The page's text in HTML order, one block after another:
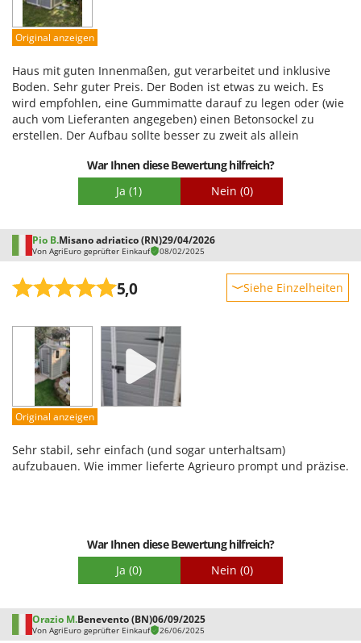
Qualität / Preis
Schwierigkeitsgrad Zusammenbau
Original anzeigen
Haus mit guten Innenmaßen, gut verarbeitet und inklusive
Boden. Sehr guter Preis. Der Boden ist etwas zu weich. Es
wird empfohlen, eine Gummimatte darauf zu legen oder (wie
auch vom Lieferanten angegeben) einen Betonsockel zu
erstellen. Der Aufbau sollte besser zu zweit als allein
War Ihnen diese Bewertung hilfreich?
Ja (1) Nein (0)
Pio B.Misano adriatico (RN)29/04/2026
Von AgriEuro geprüfter Einkauf 08/02/2025
5,0 Siehe Einzelheiten
Leistung
Benutzerfreundlichkeit
Qualität / Preis
Schwierigkeitsgrad Zusammenbau
Original anzeigen
Sehr stabil, sehr einfach (und sogar unterhaltsam)
aufzubauen. Wie immer lieferte Agrieuro prompt und präzise.
War Ihnen diese Bewertung hilfreich?
Ja (0) Nein (0)
Orazio M.Benevento (BN)06/09/2025
Von AgriEuro geprüfter Einkauf 26/06/2025